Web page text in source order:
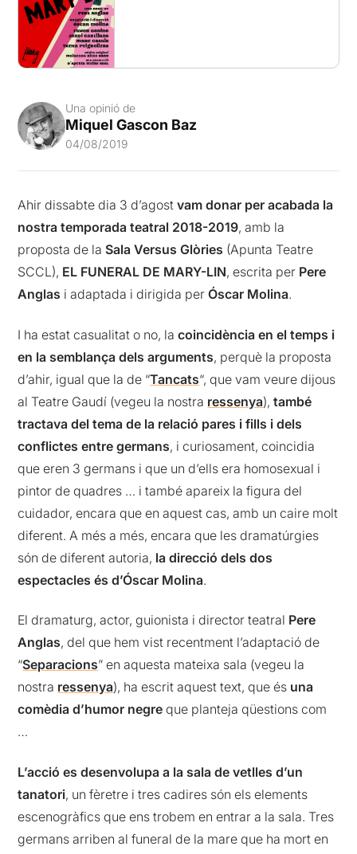
Una opinió de
Miquel Gascon Baz
04/08/2019
Ahir dissabte dia 3 d’agostvam donar per acabada la
nostra temporada teatral 2018-2019, amb la
proposta de la Sala Versus Glòries (Apunta Teatre
SCCL), EL FUNERAL DE MARY-LIN, escrita per Pere
Anglas i adaptada i dirigida perÓscar Molina.
I ha estat casualitat o no, la coincidència en el temps i
en la semblança dels arguments, perquè la proposta
d’ahir, igual que la de “Tancats“, que vam veure dijous
al Teatre Gaudí (vegeu la nostra ressenya),també
tractava del tema de la relació pares i fills i dels
conflictes entre germans, i curiosament, coincidia
que eren 3 germans i que un d’ells era homosexual i
pintor de quadres … i també apareix la figura del
cuidador, encara que en aquest cas, amb un caire molt
diferent. A més a més, encara que les dramatúrgies
són de diferent autoria, la direcció dels dos
espectacles és d’Óscar Molina.
El dramaturg, actor, guionista i director teatral Pere
Anglas, del que hem vist recentment l’adaptació de
“Separacions” en aquesta mateixa sala (vegeu la
nostra ressenya), ha escrit aquest text, que és una
comèdia d’humor negre que planteja qüestions com
…
L’acció es desenvolupa a la sala de vetlles d’un
tanatori, un fèretre i tres cadires són els elements
escenogràfics que ens trobem en entrar a la sala. Tres
germans arriben al funeral de la mare que ha mort en